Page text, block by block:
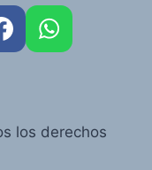
los derechos
AR